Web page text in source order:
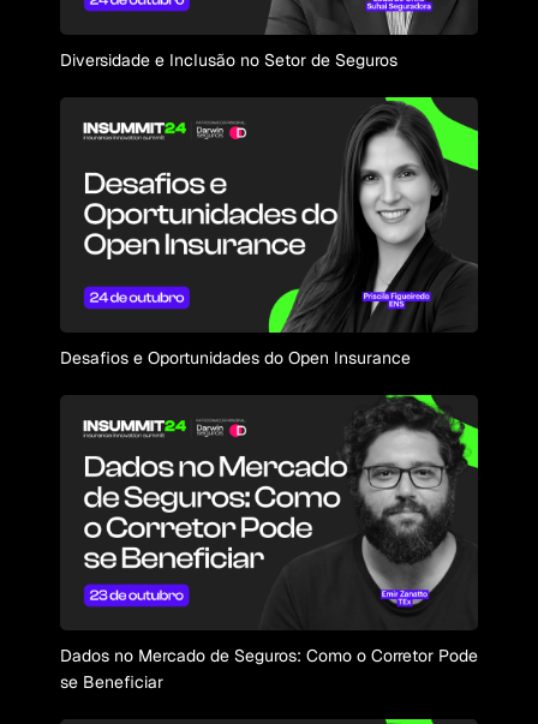
Diversidade e Inclusão no Setor de Seguros
Desafios e Oportunidades do Open Insurance
Dados no Mercado de Seguros: Como o Corretor Pode
se Beneficiar